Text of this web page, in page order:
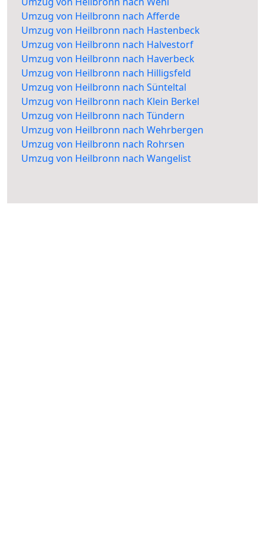
Umzug von Heilbronn nach Afferde
Umzug von Heilbronn nach Hastenbeck
Umzug von Heilbronn nach Halvestorf
Umzug von Heilbronn nach Haverbeck
Umzug von Heilbronn nach Hilligsfeld
Umzug von Heilbronn nach Sünteltal
Umzug von Heilbronn nach Klein Berkel
Umzug von Heilbronn nach Tündern
Umzug von Heilbronn nach Wehrbergen
Umzug von Heilbronn nach Rohrsen
Umzug von Heilbronn nach Wangelist